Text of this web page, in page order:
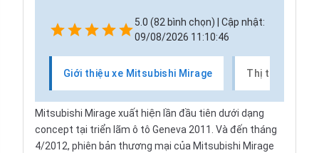
5.0 (82 bình chọn) | Cập nhật:
09/08/2026 11:10:46
Giới thiệu xe Mitsubishi Mirage Thị trường xe
Mitsubishi Mirage xuất hiện lần đầu tiên dưới dạng
concept tại triển lãm ô tô Geneva 2011. Và đến tháng
4/2012, phiên bản thương mại của Mitsubishi Mirage